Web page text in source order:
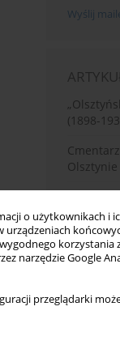
o użytkownikach i
urządzeniach
korzystania
narzędzie Google
przeglądarki
Wyślij
(1898-
Olsztynie
urodzin
2023
Komisja
Komisji
im.